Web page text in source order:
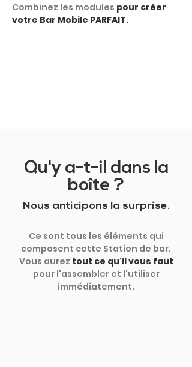
Combinez les modules pour créer
votre Bar Mobile PARFAIT.
Qu'y a-t-il dans la
boîte ?
Nous anticipons la surprise.
Ce sont tous les éléments qui
composent cette Station de bar.
Vous aurez tout ce qu'il vous faut
pour l'assembler et l'utiliser
immédiatement.